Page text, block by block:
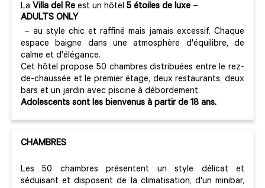
La Villa del Re est un hôtel 5 étoiles de luxe –
ADULTS ONLY
– au style chic et raffiné mais jamais excessif. Chaque
espace baigne dans une atmosphère d'équilibre, de
calme et d'élégance.
Cet hôtel propose 50 chambres distribuées entre le rez-
de-chaussée et le premier étage, deux restaurants, deux
bars et un jardin avec piscine à débordement.
Adolescents sont les bienvenus à partir de 18 ans.
CHAMBRES
Les 50 chambres présentent un style délicat et
séduisant et disposent de la climatisation, d'un minibar,